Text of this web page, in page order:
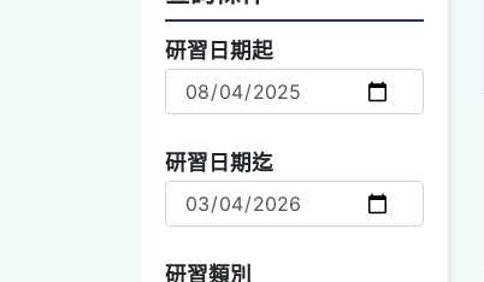
查詢選項
研習日期起
研習日期迄
研習類別